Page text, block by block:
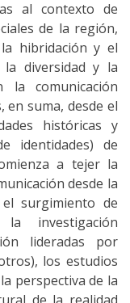
al contexto de
de la región,
hibridación y el
la diversidad y la
la comunicación
en suma, desde el
históricas y
identidades) de
a tejer la
desde la
surgimiento de
investigación
lideradas por
los estudios
perspectiva de la